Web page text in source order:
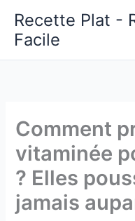
contenu
Recette Plat -
Facile
Comment
vitaminée
? Elles
jamais